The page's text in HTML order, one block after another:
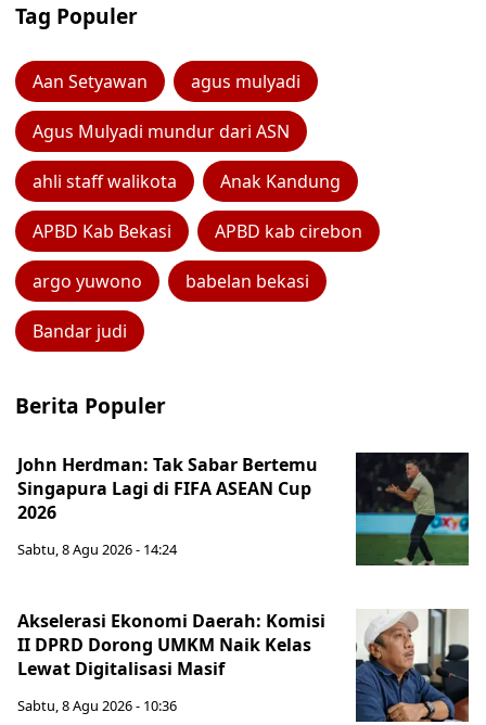
Tag Populer
Aan Setyawan agus mulyadi
Agus Mulyadi mundur dari ASN
ahli staff walikota Anak Kandung
APBD Kab Bekasi APBD kab cirebon
argo yuwono babelan bekasi
Bandar judi
Berita Populer
John Herdman: Tak Sabar Bertemu
Singapura Lagi di FIFA ASEAN Cup
2026
Sabtu, 8 Agu 2026 - 14:24
Akselerasi Ekonomi Daerah: Komisi
II DPRD Dorong UMKM Naik Kelas
Lewat Digitalisasi Masif
Sabtu, 8 Agu 2026 - 10:36